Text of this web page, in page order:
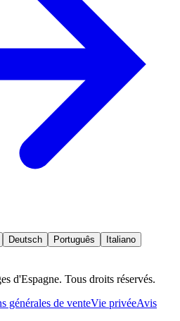
Deutsch Português
Italiano
d'Espagne. Tous droits réservés.
générales de venteVie privéeAvis